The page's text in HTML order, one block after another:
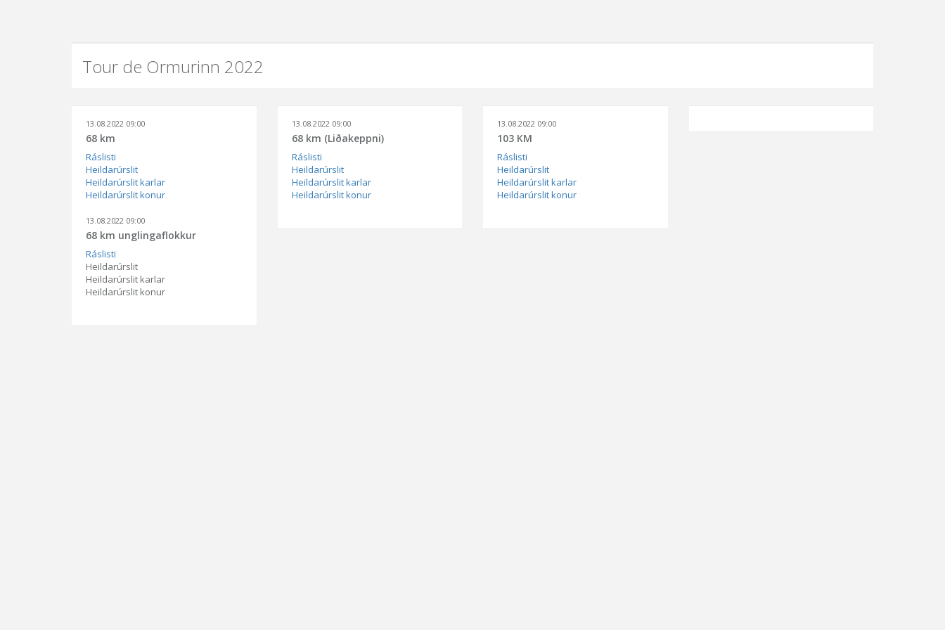
Tour de Ormurinn 2022
13.08.2022 09:00
68 km
Ráslisti
Heildarúrslit
Heildarúrslit karlar
Heildarúrslit konur
13.08.2022 09:00
68 km unglingaflokkur
Ráslisti
Heildarúrslit
Heildarúrslit karlar
Heildarúrslit konur
13.08.2022 09:00
68 km (Liðakeppni)
Ráslisti
Heildarúrslit
Heildarúrslit karlar
Heildarúrslit konur
13.08.2022 09:00
103 KM
Ráslisti
Heildarúrslit
Heildarúrslit karlar
Heildarúrslit konur